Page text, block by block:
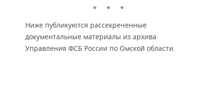
* * *
Ниже публикуются рассекреченные
документальные материалы из архива
Управления ФСБ России по Омской области.